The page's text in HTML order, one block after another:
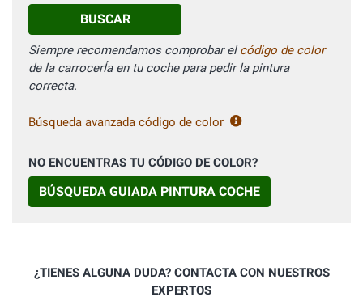
BUSCAR
Siempre recomendamos comprobar elcódigo de color
de la carrocerÍa en tu coche para pedir la pintura
correcta.
Búsqueda avanzada código de color
NO ENCUENTRAS TU CÓDIGO DE COLOR?
BÚSQUEDA GUIADA PINTURA COCHE
¿TIENES ALGUNA DUDA? CONTACTA CON NUESTROS
EXPERTOS